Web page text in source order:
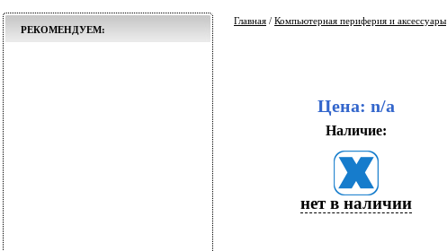
РЕКОМЕНДУЕМ:
Главная / Компьютерная периферия и аксессуары
Цена: n/a
Наличие:
нет в наличии